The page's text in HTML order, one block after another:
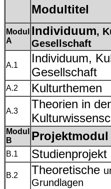
Modultitel
Modul
A
Individuum,
Gesellschaft
A.1
Individuum,
Gesellschaft
A.2 Kulturthemen
A.3
Theorien in
Modul
B
Projektmodul
B.1 Studienprojekt
B.2 Theoretische
Grundlagen